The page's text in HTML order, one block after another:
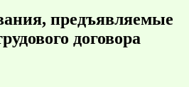
предъявляемые
договора